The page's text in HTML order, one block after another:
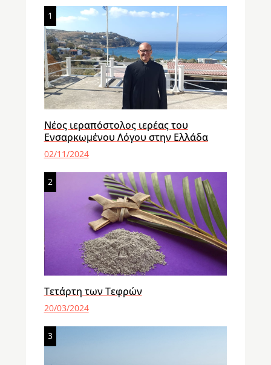
1
Νέος ιεραπόστολος ιερέας του
Ενσαρκωμένου Λόγου στην Ελλάδα
02/11/2024
2
Τετάρτη των Τεφρών
20/03/2024
3